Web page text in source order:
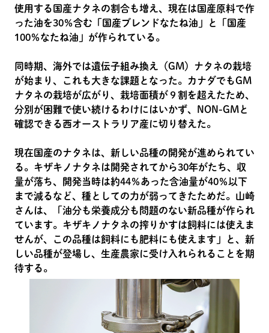
使用する国産ナタネの割合も増え、現在は国産原料で作
った油を30％含む「国産ブレンドなたね油」と「国産
100％なたね油」が作られている。
同時期、海外では遺伝子組み換え（GM）ナタネの栽培
が始まり、これも大きな課題となった。カナダでもGM
ナタネの栽培が広がり、栽培面積が９割を超えたため、
分別が困難で使い続けるわけにはいかず、NON-GMと
確認できる西オーストラリア産に切り替えた。
現在国産のナタネは、新しい品種の開発が進められてい
る。キザキノナタネは開発されてから30年がたち、収
量が落ち、開発当時は約44％あった含油量が40％以下
まで減るなど、種としての力が弱ってきたためだ。山崎
さんは、「油分も栄養成分も問題のない新品種が作られ
ています。キザキノナタネの搾りかすは飼料には使えま
せんが、この品種は飼料にも肥料にも使えます」と、新
しい品種が登場し、生産農家に受け入れられることを期
待する。